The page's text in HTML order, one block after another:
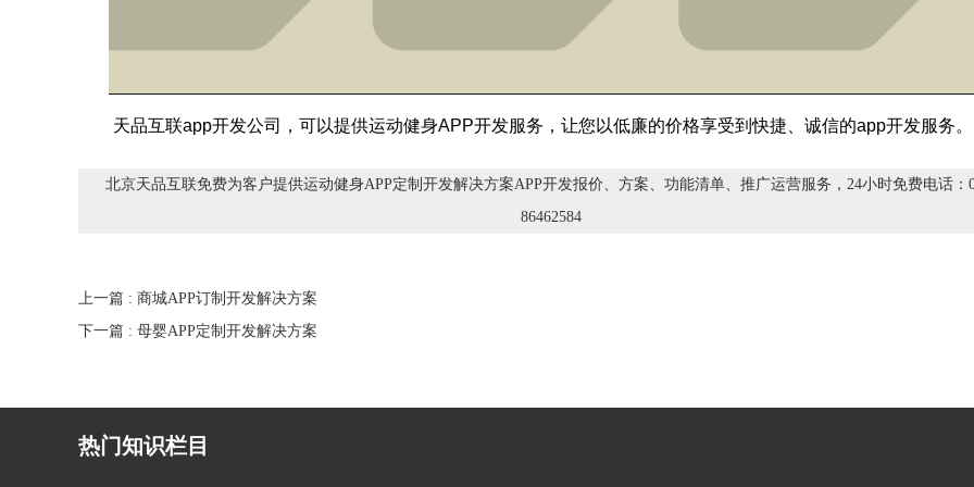
天品互联app开发公司，可以提供运动健身APP开发服务，让您以低廉的价格享受到快捷、诚信的app开发服务。
北京天品互联免费为客户提供运动健身APP定制开发解决方案APP开发报价、方案、功能清单、推广运营服务，24小时免费电话：
86462584
上一篇 : 商城APP订制开发解决方案
下一篇 : 母婴APP定制开发解决方案
热门知识栏目